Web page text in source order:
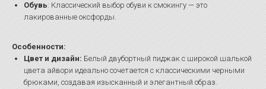
Обувь: Классический выбор обуви к смокингу — это
лакированные оксфорды.
Особенности:
Цвет и дизайн: Белый двубортный пиджак с широкой шалькой
цвета айвори идеально сочетается с классическими черными
брюками, создавая изысканный и элегантный образ.